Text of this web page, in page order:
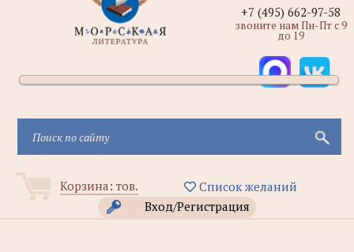
Корзина: тов.
Список желаний
Вход/Регистрация
+7 (495) 662-97-58
звоните нам Пн-Пт с 9
до 19